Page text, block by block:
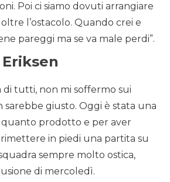
Poi ci siamo dovuti arrangiare
l’ostacolo. Quando crei e
pareggi ma se va male perdi”.
di tutti, non mi soffermo sui
sarebbe giusto. Oggi è stata una
quanto prodotto e per aver
in piedi una partita su
sempre molto ostica,
di mercoledì.